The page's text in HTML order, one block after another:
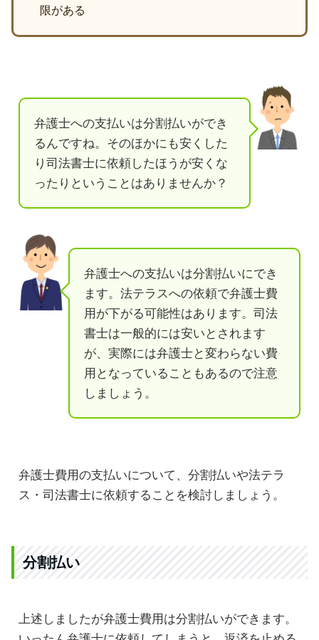
限がある
弁護士への支払いは分割払いができ
るんですね。そのほかにも安くした
り司法書士に依頼したほうが安くな
ったりということはありませんか？
弁護士への支払いは分割払いにでき
ます。法テラスへの依頼で弁護士費
用が下がる可能性はあります。司法
書士は一般的には安いとされます
が、実際には弁護士と変わらない費
用となっていることもあるので注意
しましょう。
弁護士費用の支払いについて、分割払いや法テラ
ス・司法書士に依頼することを検討しましょう。
分割払い
上述しましたが弁護士費用は分割払いができます。